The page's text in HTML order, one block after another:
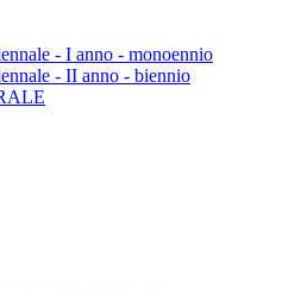
- I anno - monoennio
- II anno - biennio